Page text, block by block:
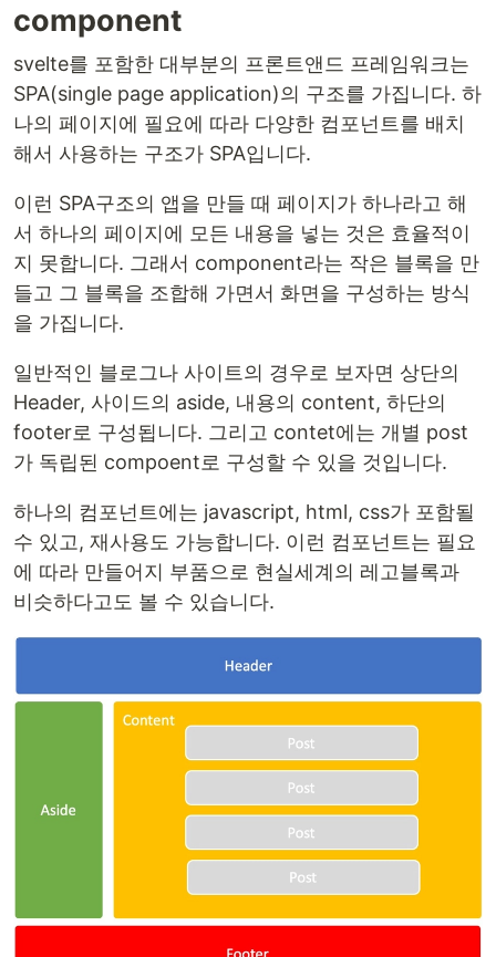
component
svelte를 포함한 대부분의 프론트앤드 프레임워크는
SPA(single page application)의 구조를 가집니다. 하
나의 페이지에 필요에 따라 다양한 컴포넌트를 배치
해서 사용하는 구조가 SPA입니다.
이런 SPA구조의 앱을 만들 때 페이지가 하나라고 해
서 하나의 페이지에 모든 내용을 넣는 것은 효율적이
지 못합니다. 그래서 component라는 작은 블록을 만
들고 그 블록을 조합해 가면서 화면을 구성하는 방식
을 가집니다.
일반적인 블로그나 사이트의 경우로 보자면 상단의
Header, 사이드의 aside, 내용의 content, 하단의
footer로 구성됩니다. 그리고 contet에는 개별 post
가 독립된 compoent로 구성할 수 있을 것입니다.
하나의 컴포넌트에는 javascript, html, css가 포함될
수 있고, 재사용도 가능합니다. 이런 컴포넌트는 필요
에 따라 만들어지 부품으로 현실세계의 레고블록과
비슷하다고도 볼 수 있습니다.